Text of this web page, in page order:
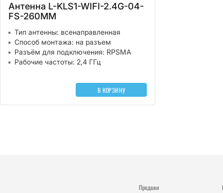
Антенна L-KLS1-WIFI-2.4G-04-
FS-260MM
Тип антенны: всенаправленная
Способ монтажа: на разъем
Разъём для подключения: RPSMA
Рабочие частоты: 2,4 ГГц
В КОРЗИНУ
Продажи